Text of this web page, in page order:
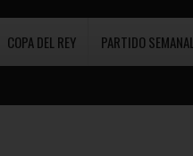
COPA DEL REY PARTIDO SEMANAL